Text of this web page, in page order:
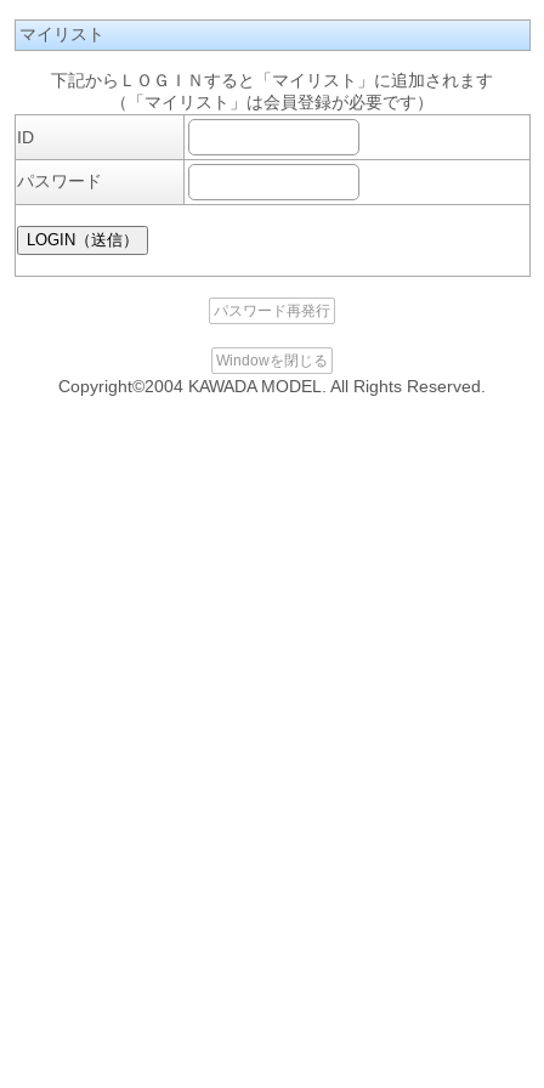
マイリスト
下記からＬＯＧＩＮすると「マイリスト」に追加されます
（「マイリスト」は会員登録が必要です）
ID
パスワード
パスワード再発行
Windowを閉じる
Copyright©2004 KAWADA MODEL. All Rights Reserved.